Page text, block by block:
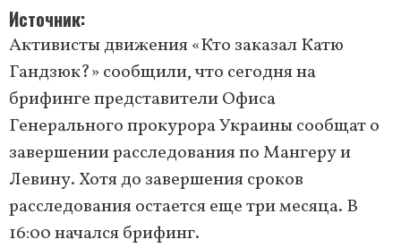
Источник
Активисты движения «Кто заказал Катю
Гандзюк?» сообщили, что сегодня на
брифинге представители Офиса
Генерального прокурора Украины сообщат о
завершении расследования по Мангеру и
Левину. Хотя до завершения сроков
расследования остается еще три месяца. В
16:00 начался брифинг.